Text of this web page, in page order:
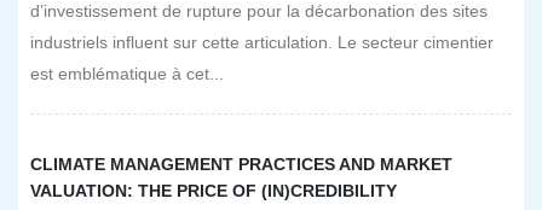
d’investissement de rupture pour la décarbonation des sites
industriels influent sur cette articulation. Le secteur cimentier
est emblématique à cet...
CLIMATE MANAGEMENT PRACTICES AND MARKET
VALUATION: THE PRICE OF (IN)CREDIBILITY